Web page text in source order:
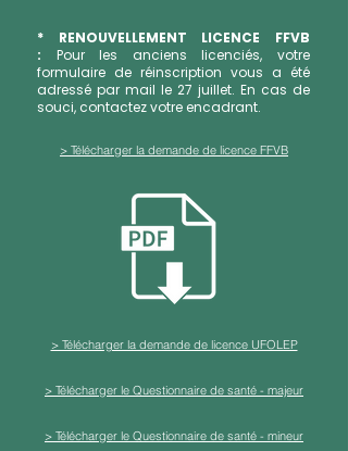
* RENOUVELLEMENT LICENCE FFVB
: Pour les anciens licenciés, votre
formulaire de réinscription vous a été
adressé par mail le 27 juillet. En cas de
souci, contactez votre encadrant.
> Télécharger la demande de licence FFVB
> Télécharger la demande de licence UFOLEP
> Télécharger le Questionnaire de santé - majeur
> Télécharger le Questionnaire de santé - mineur